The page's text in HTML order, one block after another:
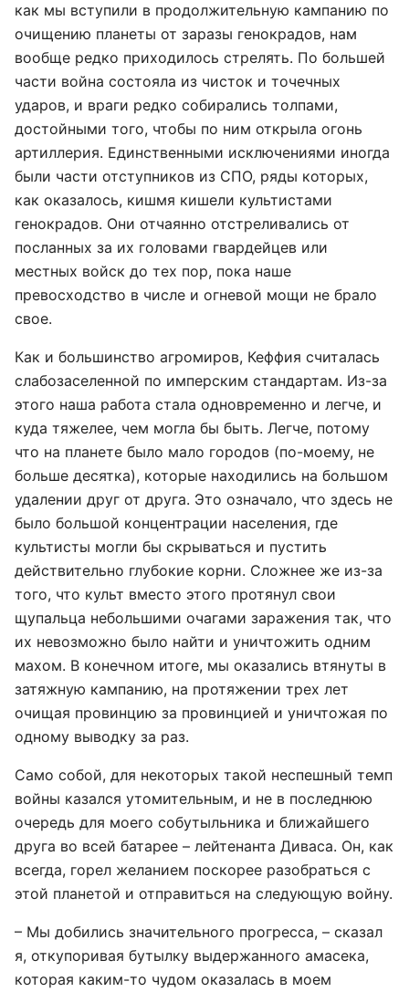
как мы вступили в продолжительную кампанию по
очищению планеты от заразы генокрадов, нам
вообще редко приходилось стрелять. По большей
части война состояла из чисток и точечных
ударов, и враги редко собирались толпами,
достойными того, чтобы по ним открыла огонь
артиллерия. Единственными исключениями иногда
были части отступников из СПО, ряды которых,
как оказалось, кишмя кишели культистами
генокрадов. Они отчаянно отстреливались от
посланных за их головами гвардейцев или
местных войск до тех пор, пока наше
превосходство в числе и огневой мощи не брало
свое.
Как и большинство агромиров, Кеффия считалась
слабозаселенной по имперским стандартам. Из-за
этого наша работа стала одновременно и легче, и
куда тяжелее, чем могла бы быть. Легче, потому
что на планете было мало городов (по-моему, не
больше десятка), которые находились на большом
удалении друг от друга. Это означало, что здесь не
было большой концентрации населения, где
культисты могли бы скрываться и пустить
действительно глубокие корни. Сложнее же из-за
того, что культ вместо этого протянул свои
щупальца небольшими очагами заражения так, что
их невозможно было найти и уничтожить одним
махом. В конечном итоге, мы оказались втянуты в
затяжную кампанию, на протяжении трех лет
очищая провинцию за провинцией и уничтожая по
одному выводку за раз.
Само собой, для некоторых такой неспешный темп
войны казался утомительным, и не в последнюю
очередь для моего собутыльника и ближайшего
друга во всей батарее – лейтенанта Диваса. Он, как
всегда, горел желанием поскорее разобраться с
этой планетой и отправиться на следующую войну.
– Мы добились значительного прогресса, – сказал
я, откупоривая бутылку выдержанного амасека,
которая каким-то чудом оказалась в моем